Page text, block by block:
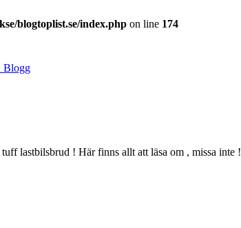
blogtoplist.se/index.php on line 174
Blogg
lastbilsbrud ! Här finns allt att läsa om , missa inte !